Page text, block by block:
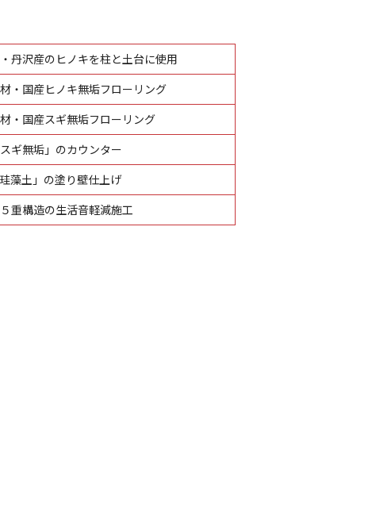
丹沢産のヒノキを柱と土台に使用
・国産ヒノキ無垢フローリング
・国産スギ無垢フローリング
ギ無垢」のカウンター
藻土」の塗り壁仕上げ
重構造の生活音軽減施工